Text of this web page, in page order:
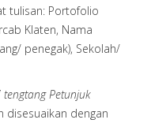
tulisan: Portofolio
Klaten, Nama
penegak), Sekolah/
Petunjuk
disesuaikan dengan